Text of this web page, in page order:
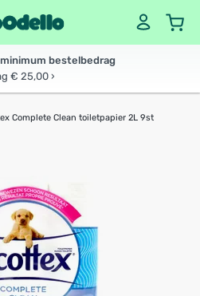
bestelbedrag
€ 25,00 ›
Complete Clean toiletpapier 2L 9st